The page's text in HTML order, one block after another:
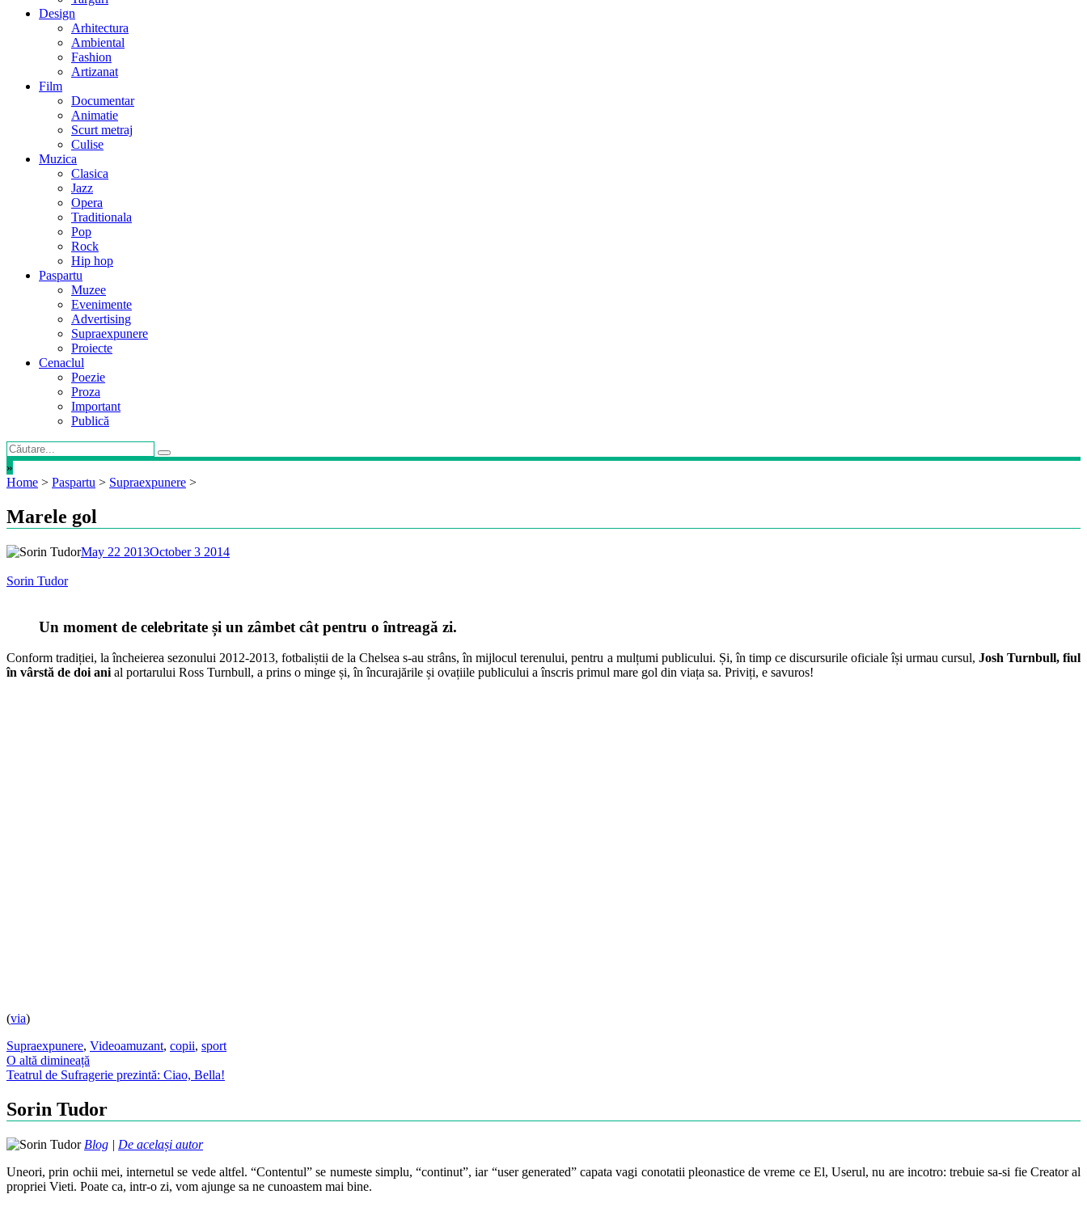
Design
Arhitectura
Ambiental
Fashion
Artizanat
Film
Documentar
Animatie
Scurt metraj
Culise
Muzica
Clasica
Jazz
Opera
Traditionala
Pop
Rock
Hip hop
Paspartu
Muzee
Evenimente
Advertising
Supraexpunere
Proiecte
Cenaclul
Poezie
Proza
Important
Publică
»
Home > Paspartu > Supraexpunere >
Marele gol
May 22 2013October 3 2014
Sorin Tudor
Un moment de celebritate și un zâmbet cât pentru o întreagă zi.
Conform tradiției, la încheierea sezonului 2012-2013, fotbaliștii de la Chelsea s-au strâns, în mijlocul terenului, pentru a mulțumi publicului. Și, în timp ce discursurile oficiale își urmau cursul, Josh Turnbull, fiul
în vârstă de doi ani al portarului Ross Turnbull, a prins o minge și, în încurajările și ovațiile publicului a înscris primul mare gol din viața sa. Priviți, e savuros!
(via)
Supraexpunere, Videoamuzant, copii, sport
Post
navigation
O altă dimineață
Teatrul de Sufragerie prezintă: Ciao, Bella!
Sorin Tudor
Blog | De același autor
Uneori, prin ochii mei, internetul se vede altfel. “Contentul” se numeste simplu, “continut”, iar “user generated” capata vagi conotatii pleonastice de vreme ce El, Userul, nu are incotro: trebuie sa-si fie Creator al
propriei Vieti. Poate ca, intr-o zi, vom ajunge sa ne cunoastem mai bine.